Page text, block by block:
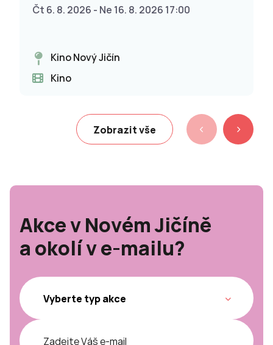
Čt 6. 8. 2026 - Ne 16. 8. 2026 17:00
Kino Nový Jičín
Kino
Zobrazit vše
Akce v Novém Jičíně
a okolí v e-mailu?